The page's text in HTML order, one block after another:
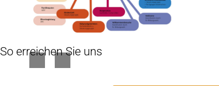
So erreichen Sie uns